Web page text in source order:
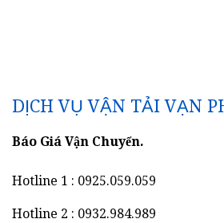
DỊCH VỤ VẬN TẢI VẠN
Báo Giá Vận Chuyển.
Hotline 1 : 0925.059.059
Hotline 2 : 0932.984.989